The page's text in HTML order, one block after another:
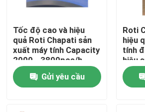
Kiểm soát chất lượng
Liên hệ chúng tôi
Tin tức
Tốc độ cao và hiệu
quả Roti Chapati sản
xuất máy tính Capacity
2000 - 3800pcs/h
Gửi yêu cầu
Roti
hiệu
tính
hiệu